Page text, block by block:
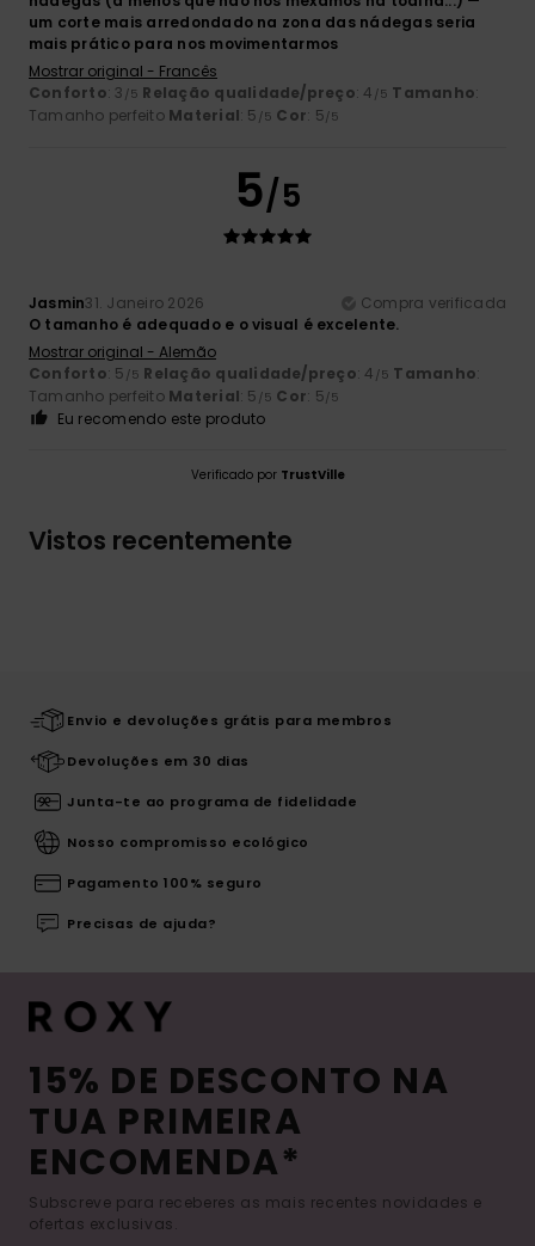
um corte mais arredondado na zona das nádegas seria
mais prático para nos movimentarmos
Mostrar original - Francês
Conforto: 3 /5 Relação qualidade/preço: 4 /5 Tamanho:
Tamanho perfeito Material: 5 /5 Cor: 5/5
5/5
Jasmin31. Janeiro 2026
Compra verificada
O tamanho é adequado e o visual é excelente.
Mostrar original - Alemão
Conforto: 5 /5 Relação qualidade/preço: 4 /5 Tamanho:
Tamanho perfeito Material: 5 /5 Cor: 5/5
Eu recomendo este produto
Verificado por TrustVille
Vistos recentemente
Envio e devoluções grátis para membros
Devoluções em 30 dias
Junta-te ao programa de fidelidade
Nosso compromisso ecológico
Pagamento 100% seguro
Precisas de ajuda?
15% DE DESCONTO NA
TUA PRIMEIRA
ENCOMENDA*
Subscreve para receberes as mais recentes novidades e
ofertas exclusivas.